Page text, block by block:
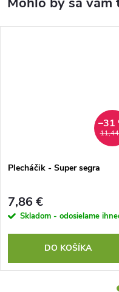
–31
Plecháčik - Super segra
7,86 €
Skladom - odosielame
DO KOŠÍKA